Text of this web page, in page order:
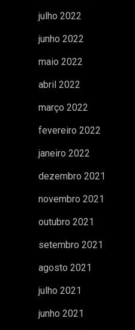
julho 2022
junho 2022
maio 2022
abril 2022
março 2022
fevereiro 2022
janeiro 2022
dezembro 2021
novembro 2021
outubro 2021
setembro 2021
agosto 2021
julho 2021
junho 2021